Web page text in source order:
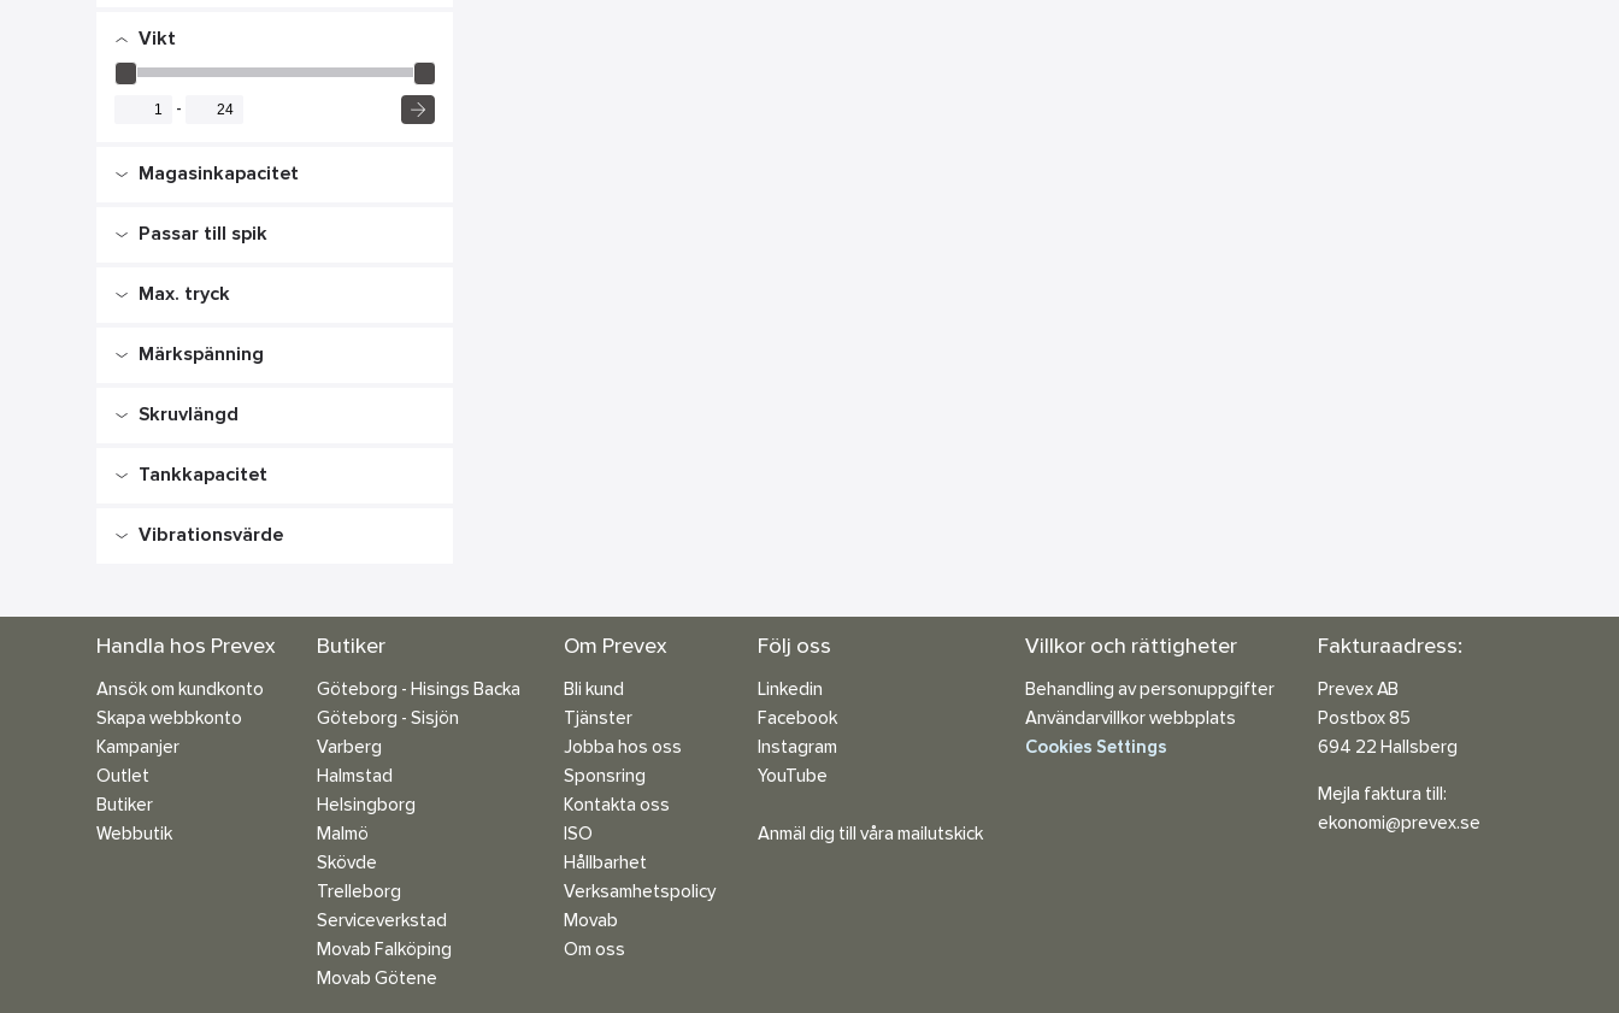
Vikt
-
Magasinkapacitet
Passar till spik
Max. tryck
bar
Märkspänning
Skruvlängd
Tankkapacitet
Vibrationsvärde
Handla hos Prevex
Ansök om kundkonto
Skapa webbkonto
Kampanjer
Outlet
Butiker
Webbutik
Butiker
Göteborg - Hisings Backa
Göteborg - Sisjön
Varberg
Halmstad
Helsingborg
Malmö
Skövde
Trelleborg
Serviceverkstad
Movab Falköping
Movab Götene
Om Prevex
Bli kund
Tjänster
Jobba hos oss
Sponsring
Kontakta oss
ISO
Hållbarhet
Verksamhetspolicy
Movab
Om oss
Följ oss
Linkedin
Facebook
Instagram
YouTube
Anmäl dig till våra mailutskick
Villkor och rättigheter
Behandling av personuppgifter
Användarvillkor webbplats
Cookies Settings
Fakturaadress:
Prevex AB
Postbox 85
694 22 Hallsberg
Mejla faktura till:
ekonomi@prevex.se